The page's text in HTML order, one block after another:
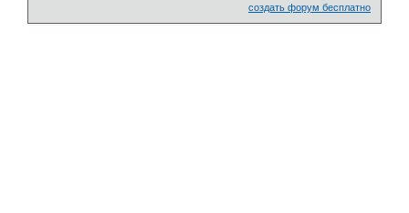
создать форум бесплатно